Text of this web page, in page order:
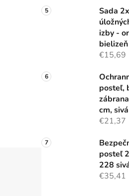
Sada
izby -
bielizeň
€15,69
posteľ,
cm, sivá
€21,37
posteľ
228
€35,41